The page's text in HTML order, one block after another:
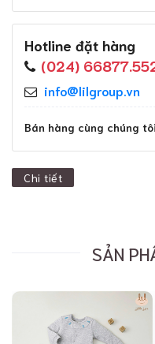
Hotline đặt hàng
(024)
info@lilgroup.vn
Bán hàng cùng chúng
Chi tiết
SẢN